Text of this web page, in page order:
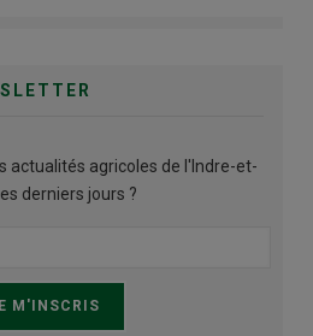
actualités agricoles de l'Indre-et-
derniers jours ?